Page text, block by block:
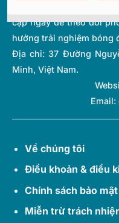
cập ngay để theo dõi
hưởng trải nghiệm bóng
Địa chỉ: 37 Đường
Minh, Việt Nam.
Email:
Về chúng tôi
Điều khoản & điều
Chính sách bảo mật
Miễn trừ trách